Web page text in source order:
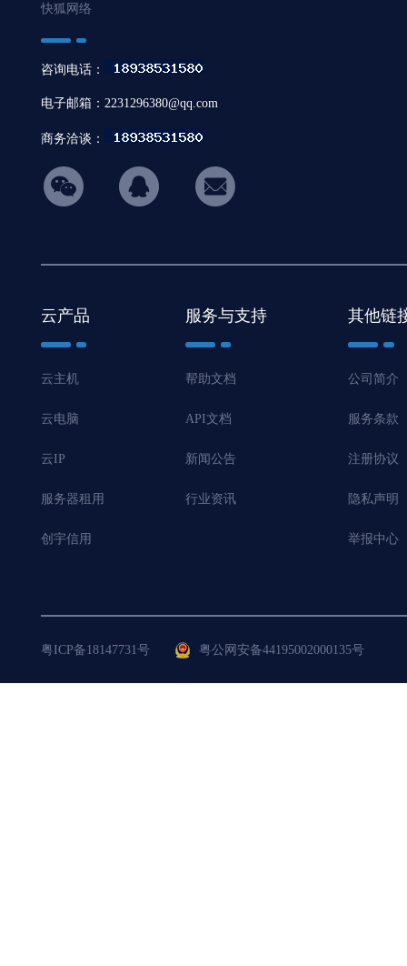
快狐网络
咨询电话：
电子邮箱：2231296380@qq.com
商务洽谈：
hicon34
云产品
云主机
云电脑
云IP
服务器租用
创宇信用
服务与支持
帮助文档
API文档
新闻公告
行业资讯
其他链
公司简介
服务条款
注册协议
隐私声明
举报中心
粤ICP备18147731号 粤公网安备44195002000135号